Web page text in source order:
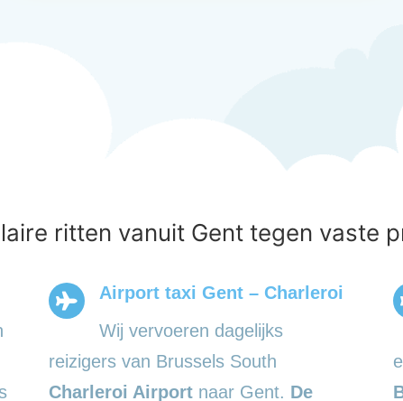
ritten vanuit Gent tegen vaste
Airport taxi Gent – Charleroi
Wij vervoeren dagelijks
reizigers van Brussels South
Charleroi Airport naar Gent. De